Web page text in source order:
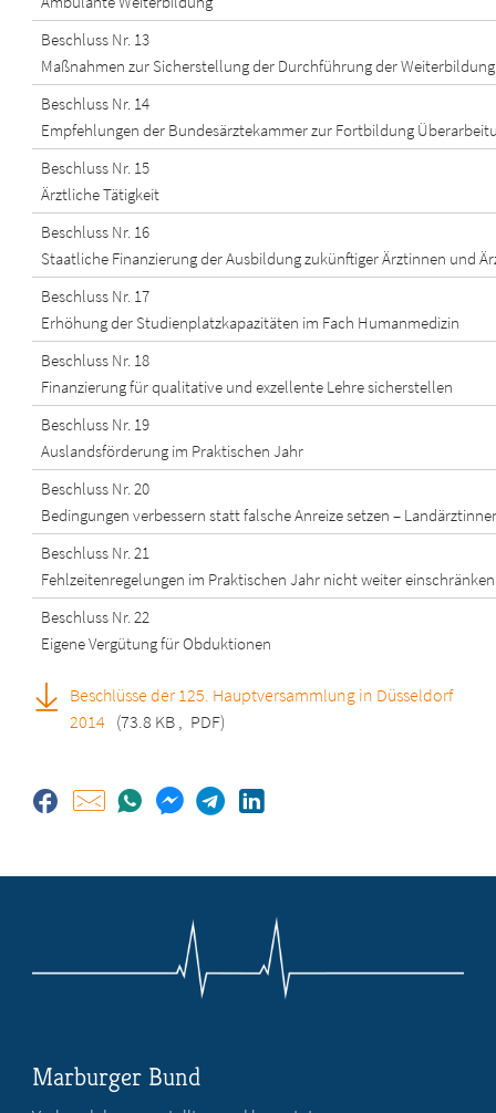
Beschluss Nr. 13
Maßnahmen zur Sicherstellung der Durchführung der
Beschluss Nr. 14
Empfehlungen der Bundesärztekammer zur Fortbildung
Beschluss Nr. 15
Ärztliche Tätigkeit
Beschluss Nr. 16
Staatliche Finanzierung der Ausbildung zukünftiger Ärztinnen und
Beschluss Nr. 17
Erhöhung der Studienplatzkapazitäten im Fach Humanmedizin
Beschluss Nr. 18
Finanzierung für qualitative und exzellente Lehre sicherstellen
Beschluss Nr. 19
Auslandsförderung im Praktischen Jahr
Beschluss Nr. 20
Bedingungen verbessern statt falsche Anreize setzen –
Beschluss Nr. 21
Fehlzeitenregelungen im Praktischen Jahr nicht weiter einschränken
Beschluss Nr. 22
Eigene Vergütung für Obduktionen
Beschlüsse der 125. Hauptversammlung in Düsseldorf
2014 (73.8 KB , PDF)
Marburger Bund